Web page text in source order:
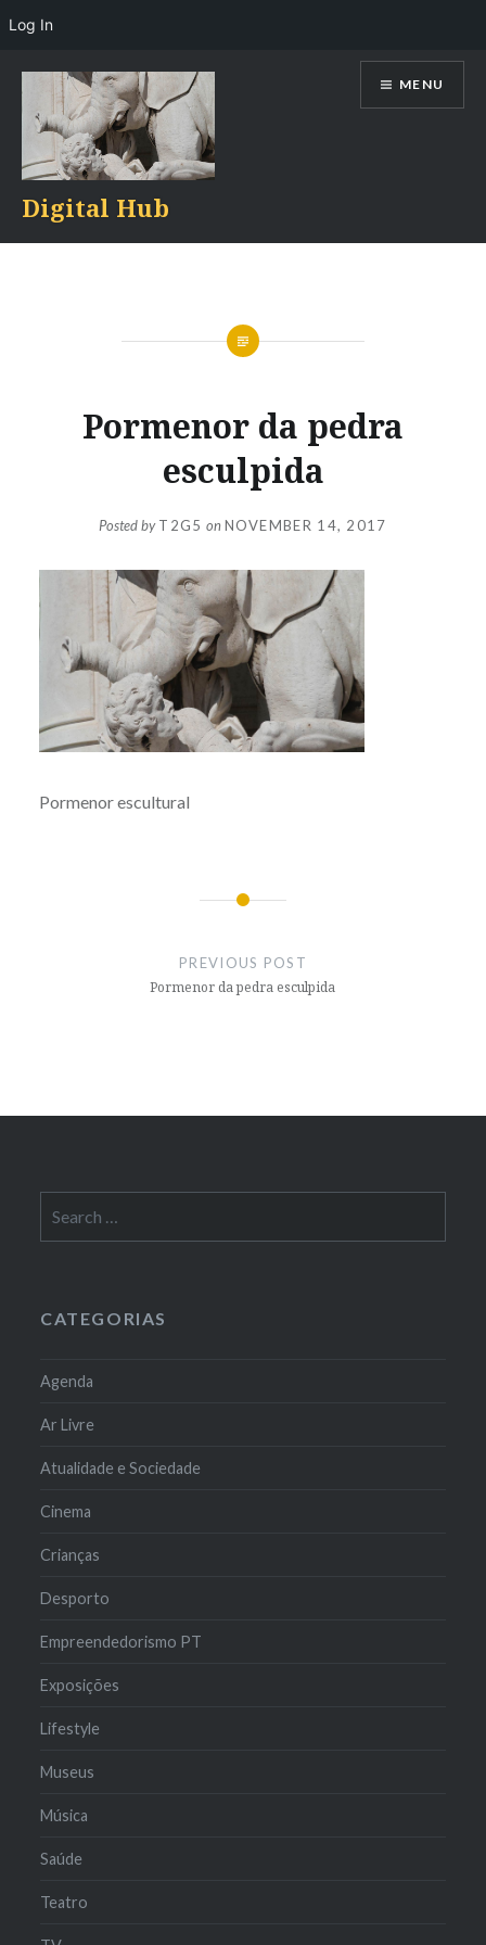
content
Digital Hub
MENU
Pormenor da pedra
esculpida
Posted byT2G5 onNOVEMBER 14, 2017
Pormenor escultural
PREVIOUS POST
Pormenor da pedra esculpida
for:
CATEGORIAS
Agenda
Ar Livre
Atualidade e Sociedade
Cinema
Crianças
Desporto
Empreendedorismo PT
Exposições
Lifestyle
Museus
Música
Saúde
Teatro
Log In